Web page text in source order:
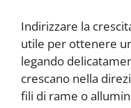
Indirizzare la
utile per ottenere
legando
crescano nella
fili di rame o